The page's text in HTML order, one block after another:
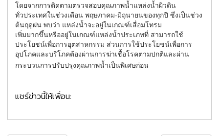
โดยจากการติดตามตรวจสอบคุณภาพน้ำแหล่งน้ำผิวดิน
ทั่วประเทศในช่วงเดือน พฤษภาคม-มิถุนายนของทุกปี ซึ่งเป็นช่วง
ต้นฤดูฝน พบว่า แหล่งน้ำจะอยู่ในเกณฑ์เสื่อมโทรม
เพิ่มมากขึ้นหรืออยู่ในเกณฑ์แหล่งน้ำประเภทที่ สามารถใช้
ประโยชน์เพื่อการอุตสาหกรรม ส่วนการใช้ประโยชน์เพื่อการ
อุปโภคและบริโภคต้องผ่านการฆ่าเชื้อโรคตามปกติและผ่าน
กระบวนการปรับปรุงคุณภาพน้ำเป็นพิเศษก่อน
แชร์ข่าวนี้ให้เพื่อน: